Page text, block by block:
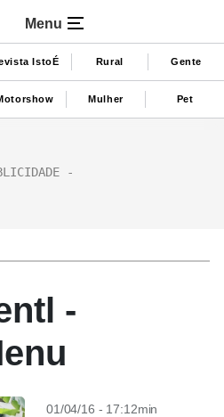
Menu
IstoÉ Rural Gente
Mulher Pet
-
01/04/16 - 17:12min